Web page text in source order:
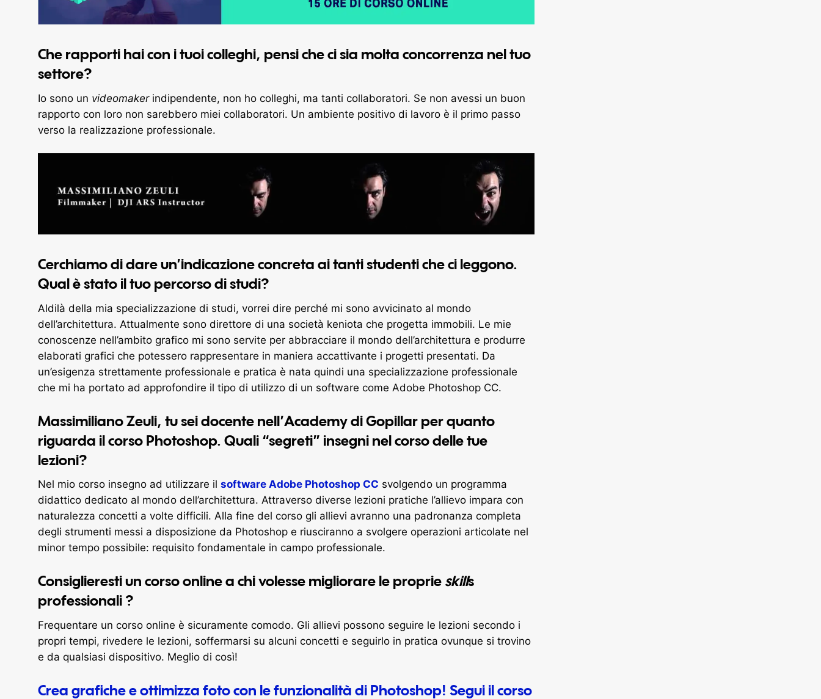
Che rapporti hai con i tuoi colleghi, pensi che ci sia molta concorrenza nel tuo
settore?
Io sono un videomakerindipendente, non ho colleghi, ma tanti collaboratori. Se non avessi un buon
rapporto con loro non sarebbero miei collaboratori. Un ambiente positivo di lavoro è il primo passo
verso la realizzazione professionale.
Cerchiamo di dare un’indicazione concreta ai tanti studenti che ci leggono.
Qual è stato il tuo percorso di studi?
Aldilà della mia specializzazione di studi, vorrei dire perché mi sono avvicinato al mondo
dell’architettura. Attualmente sono direttore di una società keniota che progetta immobili. Le mie
conoscenze nell’ambito grafico mi sono servite per abbracciare il mondo dell’architettura e produrre
elaborati grafici che potessero rappresentare in maniera accattivante i progetti presentati. Da
un’esigenza strettamente professionale e pratica è nata quindi una specializzazione professionale
che mi ha portato ad approfondire il tipo di utilizzo di un software come Adobe Photoshop CC.
Massimiliano Zeuli, tu sei docente nell’Academy di Gopillar per quanto
riguarda il corso Photoshop. Quali “segreti” insegni nel corso delle tue
lezioni?
Nel mio corso insegno ad utilizzare il software Adobe Photoshop CC svolgendo un programma
didattico dedicato al mondo dell’architettura. Attraverso diverse lezioni pratiche l’allievo impara con
naturalezza concetti a volte difficili. Alla fine del corso gli allievi avranno una padronanza completa
degli strumenti messi a disposizione da Photoshop e riusciranno a svolgere operazioni articolate nel
minor tempo possibile: requisito fondamentale in campo professionale.
Consiglieresti un corso online a chi volesse migliorare le proprie skills
professionali ?
Frequentare un corso online è sicuramente comodo. Gli allievi possono seguire le lezioni secondo i
propri tempi, rivedere le lezioni, soffermarsi su alcuni concetti e seguirlo in pratica ovunque si trovino
e da qualsiasi dispositivo. Meglio di così!
Crea grafiche e ottimizza foto con le funzionalità di Photoshop! Segui il corso